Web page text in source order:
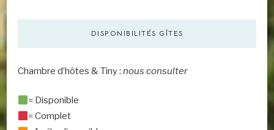
DISPONIBILITÉS GÎTES
Chambre d’hôtes & Tiny : nous consulter
= Disponible
= Complet